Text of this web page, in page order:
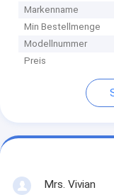
Markenname
Min Bestellmenge
Modellnummer
Preis
Mrs. Vivian